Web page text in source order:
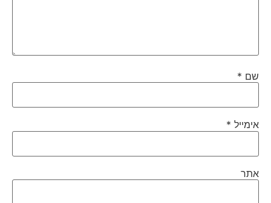
שם *
אימייל *
אתר